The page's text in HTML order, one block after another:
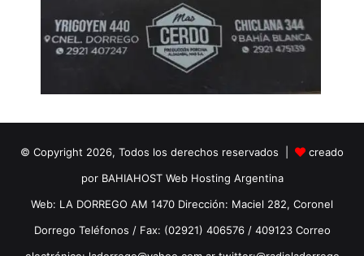
© Copyright 2026, Todos los derechos reservados |
creado
por BAHIAHOST Web Hosting Argentina
Web: LA DORREGO AM 1470 Dirección: Maciel 282, Coronel
Dorrego Teléfonos / Fax: (02921) 406576 / 409123 Correo